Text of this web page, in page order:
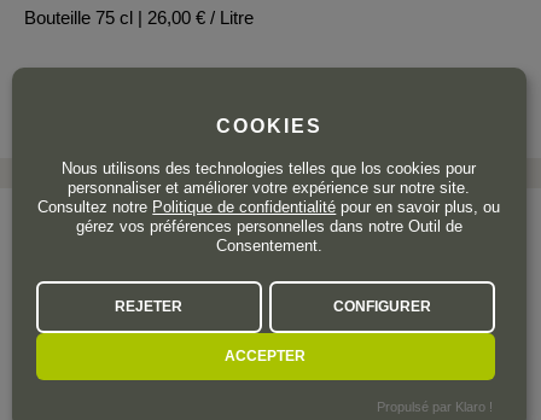
Bouteille 75 cl | 26,00 € / Litre
COOKIES
Nous utilisons des technologies telles que los cookies pour
personnaliser et améliorer votre expérience sur notre site.
Consultez notre Politique de confidentialité pour en savoir plus, ou
gérez vos préférences personnelles dans notre Outil de
Consentement.
REJETER CONFIGURER
ACCEPTER
Propulsé par Klaro !